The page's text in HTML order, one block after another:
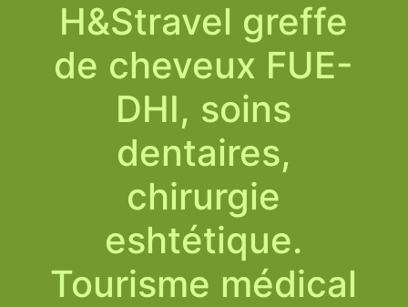
H&Stravel greffe
de cheveux FUE-
DHI, soins
dentaires,
chirurgie
eshtétique.
Tourisme médical